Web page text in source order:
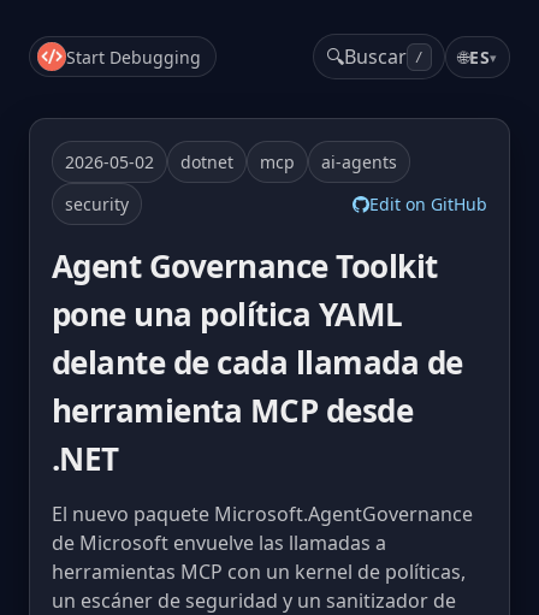
Start Debugging 🔍Buscar / 🌐ES▾
2026-05-02 dotnet mcp
ai-agents
security
Edit on GitHub
Agent Governance Toolkit
pone una política YAML
delante de cada llamada de
herramienta MCP desde
.NET
El nuevo paquete Microsoft.AgentGovernance
de Microsoft envuelve las llamadas a
herramientas MCP con un kernel de políticas,
un escáner de seguridad y un sanitizador de